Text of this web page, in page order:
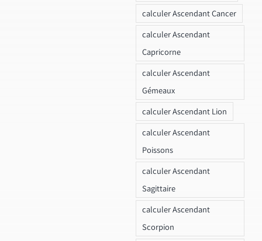
calculer Ascendant Cancer
calculer Ascendant
Capricorne
calculer Ascendant
Gémeaux
calculer Ascendant Lion
calculer Ascendant
Poissons
calculer Ascendant
Sagittaire
calculer Ascendant
Scorpion